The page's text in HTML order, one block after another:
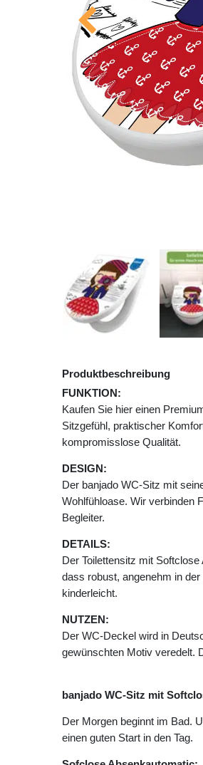
Produktbeschreibung
FUNKTION:
Kaufen Sie hier einen
Sitzgefühl, praktischer
kompromisslose Qualität.
DESIGN:
Der banjado WC-Sitz mit
Wohlfühloase. Wir verbinden
Begleiter.
DETAILS:
Der Toilettensitz mit
dass robust, angenehm in
kinderleicht.
NUTZEN:
Der WC-Deckel wird in
gewünschten Motiv veredelt.
banjado WC-Sitz mit
Der Morgen beginnt im Bad.
einen guten Start in den Tag.